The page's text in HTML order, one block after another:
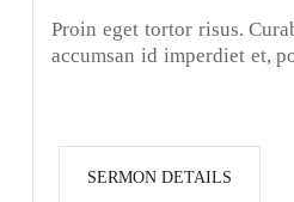
Proin eget tortor risus.
accumsan id imperdiet et,
SERMON DETAILS